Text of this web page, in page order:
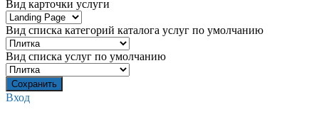
Вид карточки услуги
Вид списка категорий каталога услуг по умолчанию
Вид списка услуг по умолчанию
Вход